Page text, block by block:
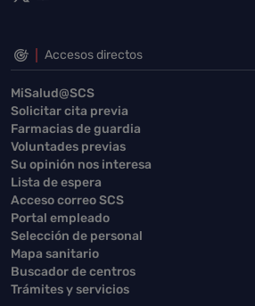
Accesos directos
MiSalud@SCS
Solicitar cita previa
Farmacias de guardia
Voluntades previas
Su opinión nos interesa
Lista de espera
Acceso correo SCS
Portal empleado
Selección de personal
Mapa sanitario
Buscador de centros
Trámites y servicios